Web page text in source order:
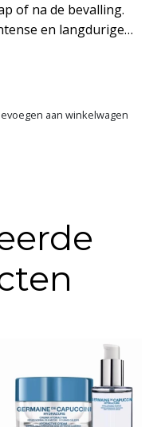
of na de bevalling.
en langdurige
zacht maken.
aan winkelwagen